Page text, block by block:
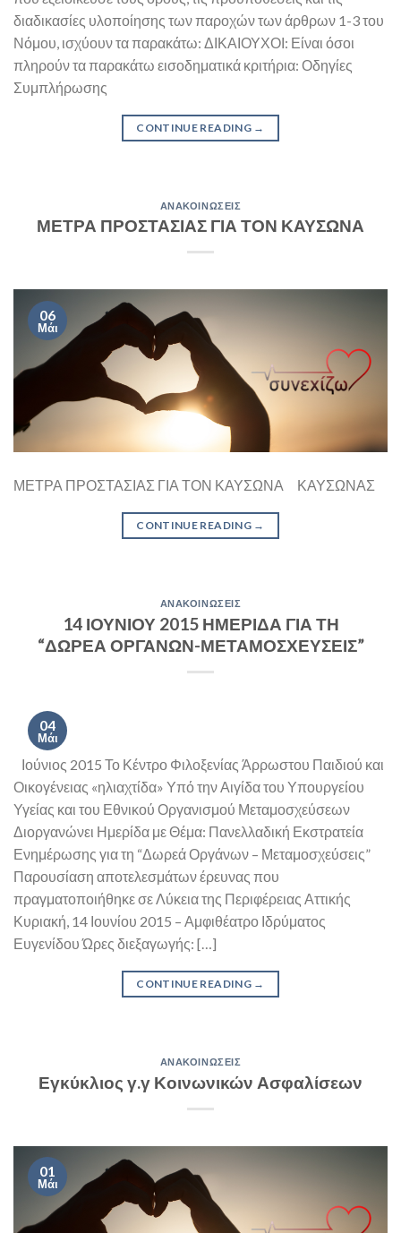
διαδικασίες υλοποίησης των παροχών των άρθρων 1-3 του
Νόμου, ισχύουν τα παρακάτω: ΔΙΚΑΙΟΥΧΟΙ: Είναι όσοι
πληρούν τα παρακάτω εισοδηματικά κριτήρια: Οδηγίες
Συμπλήρωσης
CONTINUE READING →
ΑΝΑΚΟΙΝΏΣΕΙΣ
ΜΕΤΡΑ ΠΡΟΣΤΑΣΙΑΣ ΓΙΑ ΤΟΝ ΚΑΥΣΩΝΑ
06
Μάι
ΜΕΤΡΑ ΠΡΟΣΤΑΣΙΑΣ ΓΙΑ ΤΟΝ ΚΑΥΣΩΝΑ ΚΑΥΣΩΝΑΣ
CONTINUE READING →
ΑΝΑΚΟΙΝΏΣΕΙΣ
14 ΙΟΥΝΙΟΥ 2015 ΗΜΕΡΙΔΑ ΓΙΑ ΤΗ
“ΔΩΡΕΑ ΟΡΓΑΝΩΝ-ΜΕΤΑΜΟΣΧΕΥΣΕΙΣ”
04
Μάι
Ιούνιος 2015 Το Κέντρο Φιλοξενίας Άρρωστου Παιδιού και
Οικογένειας «ηλιαχτίδα» Υπό την Αιγίδα του Υπουργείου
Υγείας και του Εθνικού Οργανισμού Μεταμοσχεύσεων
Διοργανώνει Ημερίδα με Θέμα: Πανελλαδική Εκστρατεία
Ενημέρωσης για τη “Δωρεά Οργάνων – Μεταμοσχεύσεις”
Παρουσίαση αποτελεσμάτων έρευνας που
πραγματοποιήθηκε σε Λύκεια της Περιφέρειας Αττικής
Κυριακή, 14 Ιουνίου 2015 – Αμφιθέατρο Ιδρύματος
Ευγενίδου Ώρες διεξαγωγής: […]
CONTINUE READING →
ΑΝΑΚΟΙΝΏΣΕΙΣ
Εγκύκλιος γ.γ Κοινωνικών Ασφαλίσεων
01
Μάι